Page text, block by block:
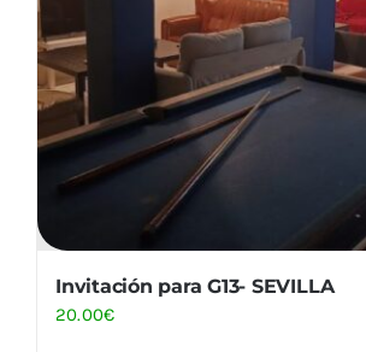
Invitación para G13- SEVILLA
20.00€